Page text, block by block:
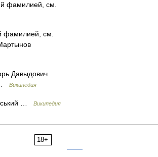
фамилией, см.
фамилией, см.
Давыдович
Википедия
… Википедия
18+